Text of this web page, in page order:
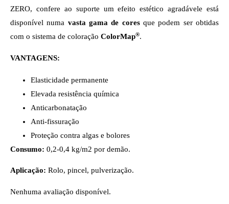
ZERO, confere ao suporte um efeito estético agradávele está
disponível numa vasta gama de coresque podem ser obtidas
com o sistema de coloração ColorMap®.
VANTAGENS:
Elasticidade permanente
Elevada resistência química
Anticarbonatação
Anti-fissuração
Proteção contra algas e bolores
Consumo: 0,2-0,4 kg/m2 por demão.
Aplicação: Rolo, pincel, pulverização.
Nenhuma avaliação disponível.